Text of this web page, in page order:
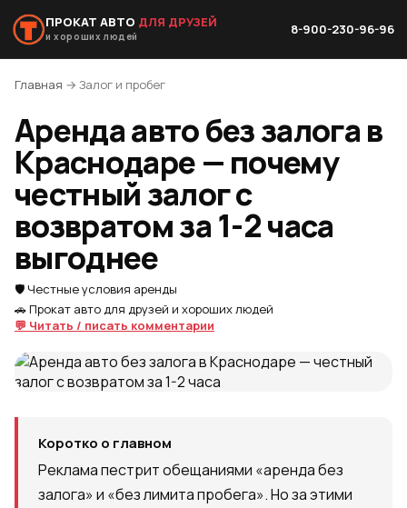
ПРОКАТ АВТО ДЛЯ ДРУЗЕЙ
и хороших людей 8-900-230-96-96
Главная → Залог и пробег
Аренда авто без залога в
Краснодаре — почему
честный залог с
возвратом за 1-2 часа
выгоднее
🛡️ Честные условия аренды
🚗 Прокат авто для друзей и хороших людей
💬 Читать / писать комментарии
Коротко о главном
Реклама пестрит обещаниями «аренда без
залога» и «без лимита пробега». Но за этими